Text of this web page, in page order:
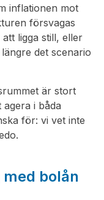
inflationen mot
försvagas
ligga still, eller
det scenario
är stort
i båda
för: vi vet inte
bolån